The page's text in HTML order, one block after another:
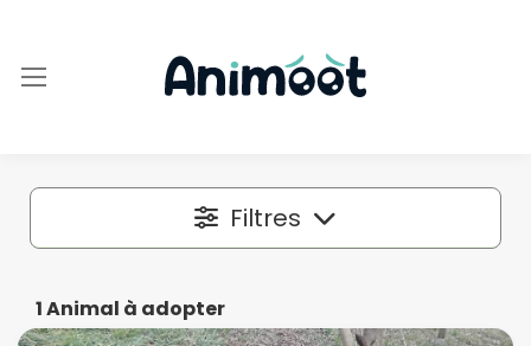
1Animal à adopter
Filtres
Localisation